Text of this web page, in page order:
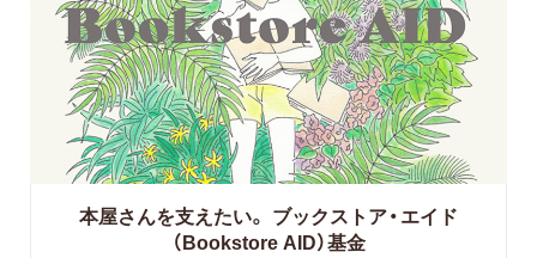
本屋さんを支えたい。 ブックストア・エイド
（Bookstore AID）基金